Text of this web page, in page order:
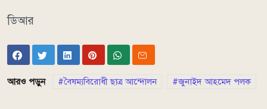
ডিআর
আরও পড়ুন বৈষম্যবিরোধী ছাত্র আন্দোলন জুনাইদ আহমেদ পলক